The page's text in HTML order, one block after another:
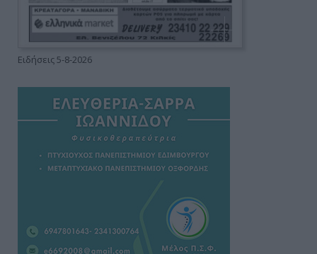
Ειδήσεις 5-8-2026